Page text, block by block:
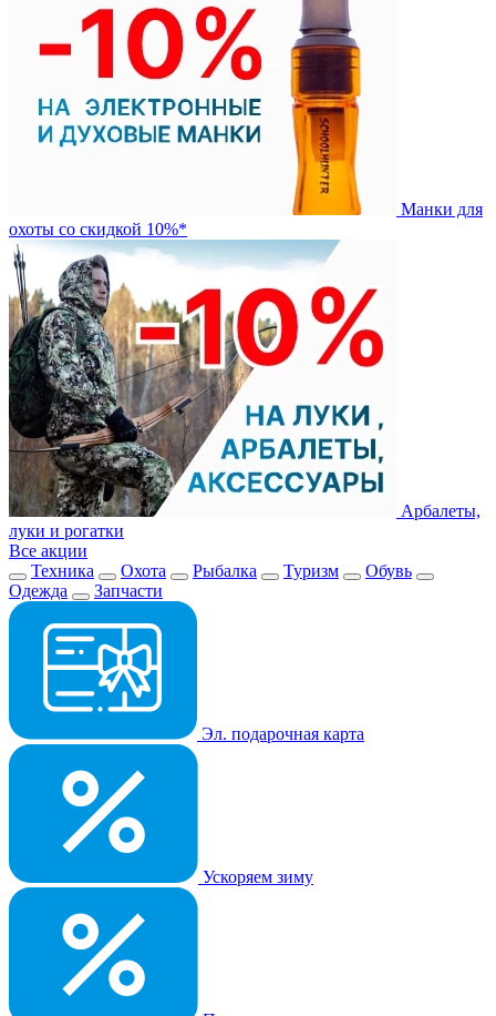
Манки для
охоты со скидкой 10%*
Арбалеты,
луки и рогатки
Все акции
Техника
Охота Рыбалка Туризм
Обувь
Одежда
Запчасти
Эл. подарочная карта
Ускоряем зиму